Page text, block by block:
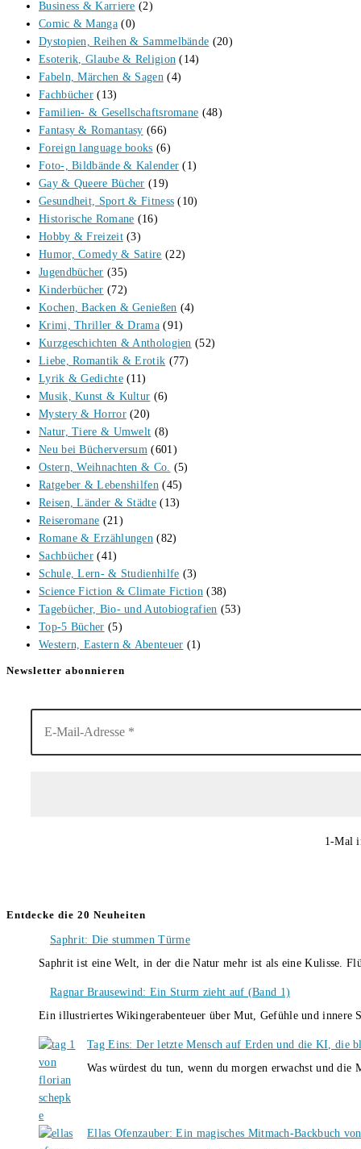
Business & Karriere (2)
Comic & Manga (0)
Dystopien, Reihen & Sammelbände (20)
Esoterik, Glaube & Religion (14)
Fabeln, Märchen & Sagen (4)
Fachbücher (13)
Familien- & Gesellschaftsromane (48)
Fantasy & Romantasy (66)
Foreign language books (6)
Foto-, Bildbände & Kalender (1)
Gay & Queere Bücher (19)
Gesundheit, Sport & Fitness (10)
Historische Romane (16)
Hobby & Freizeit (3)
Humor, Comedy & Satire (22)
Jugendbücher (35)
Kinderbücher (72)
Kochen, Backen & Genießen (4)
Krimi, Thriller & Drama (91)
Kurzgeschichten & Anthologien (52)
Liebe, Romantik & Erotik (77)
Lyrik & Gedichte (11)
Musik, Kunst & Kultur (6)
Mystery & Horror (20)
Natur, Tiere & Umwelt (8)
Neu bei Bücherversum (601)
Ostern, Weihnachten & Co. (5)
Ratgeber & Lebenshilfen (45)
Reisen, Länder & Städte (13)
Reiseromane (21)
Romane & Erzählungen (82)
Sachbücher (41)
Schule, Lern- & Studienhilfe (3)
Science Fiction & Climate Fiction (38)
Tagebücher, Bio- und Autobiografien (53)
Top-5 Bücher (5)
Western, Eastern & Abenteuer (1)
Newsletter abonnieren
1-Mal
Entdecke die 20 Neuheiten
Saphrit: Die stummen Türme
Saphrit ist eine Welt, in der die Natur mehr ist als eine Kulisse.
Ragnar Brausewind: Ein Sturm zieht auf (Band 1)
Ein illustriertes Wikingerabenteuer über Mut, Gefühle und
Tag Eins: Der letzte Mensch auf Erden und die KI, die
Was würdest du tun, wenn du morgen erwachst und
Ellas Ofenzauber: Ein magisches Mitmach-Backbuch